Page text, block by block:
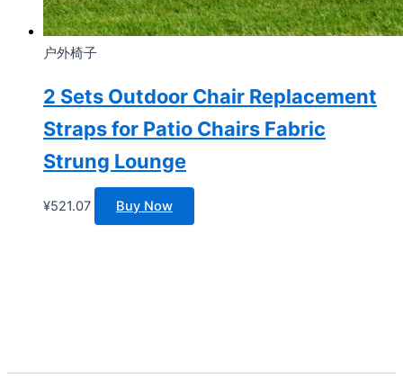
户外椅子
2 Sets Outdoor Chair Replacement
Straps for Patio Chairs Fabric
Strung Lounge
¥521.07 Buy Now